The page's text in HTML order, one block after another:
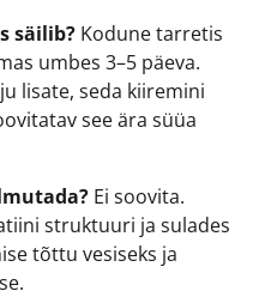
säilib? Kodune tarretis
umbes 3–5 päeva.
lisate, seda kiiremini
see ära süüa
Ei soovita.
struktuuri ja sulades
tõttu vesiseks ja